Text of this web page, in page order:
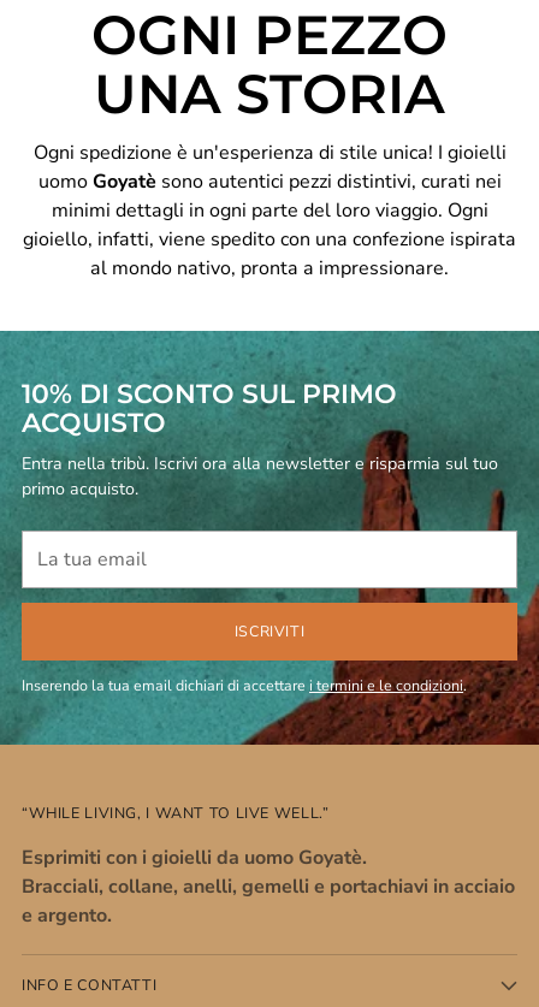
OGNI PEZZO
UNA STORIA
Ogni spedizione è un'esperienza di stile unica! I gioielli
uomoGoyatè sono autentici pezzi distintivi, curati nei
minimi dettagli in ogni parte del loro viaggio. Ogni
gioiello, infatti, viene spedito con una confezione ispirata
al mondo nativo, pronta a impressionare.
10% DI SCONTO SUL PRIMO
ACQUISTO
Entra nella tribù. Iscrivi ora alla newsletter e risparmia sul tuo
primo acquisto.
tua
email
ISCRIVITI
Inserendo la tua email dichiari di accettarei termini e le condizioni.
“WHILE LIVING, I WANT TO LIVE WELL.”
Esprimiti con i gioielli da uomo Goyatè.
Bracciali, collane, anelli, gemelli e portachiavi in acciaio
e argento.
INFO E CONTATTI